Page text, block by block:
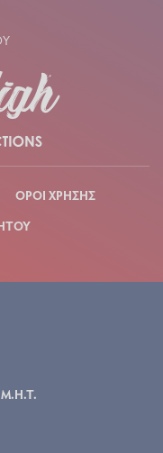
ΟΡΟΙ ΧΡΗΣΗΣ
Μ.Η.Τ.